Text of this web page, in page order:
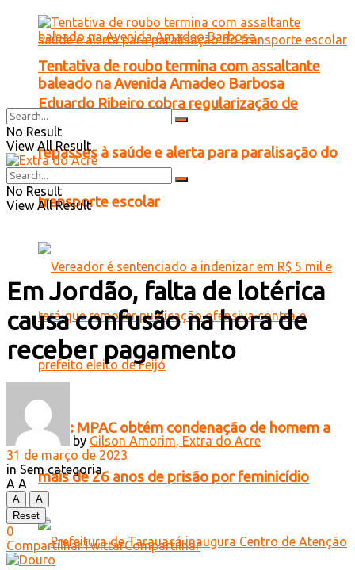
Eduardo Ribeiro cobra regularização de
repasses à saúde e alerta para paralisação do
transporte escolar
Feijó: MPAC obtém condenação de homem a
mais de 26 anos de prisão por feminicídio
Tentativa de roubo termina com assaltante
baleado na Avenida Amadeo Barbosa
No Result
View All Result
No Result
View All Result
Em Jordão, falta de lotérica
causa confusão na hora de
receber pagamento
by Gilson Amorim, Extra do Acre
31 de março de 2023
in Sem categoria
A A
A
A
Reset
0
CompartilharTwittarCompartilhar